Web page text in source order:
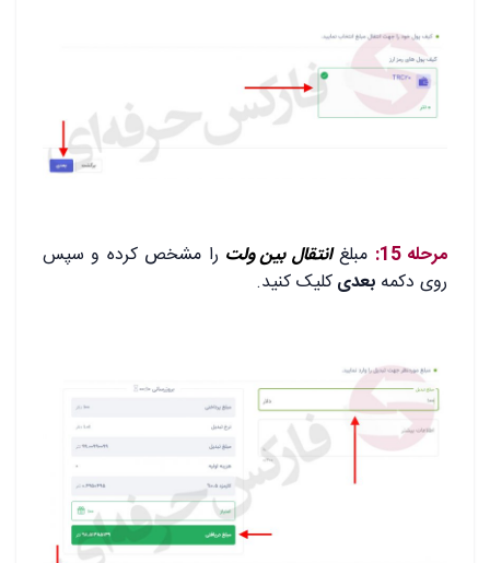
مرحله 15:
مبلغ انتقال بین ولت را مشخص کرده و سپس
روی دکمه بعدیکلیک کنید.